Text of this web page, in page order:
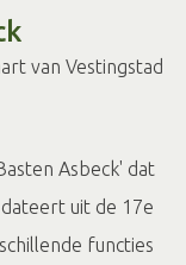
van Vestingstad
Asbeck' dat
uit de 17e
functies